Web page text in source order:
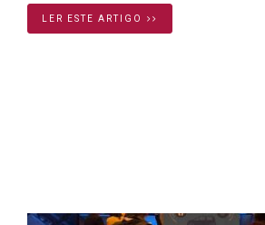
LER ESTE ARTIGO